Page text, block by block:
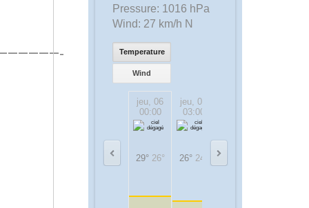
Pressure: 1016 hPa
Wind: 27 km/h N
Temperature
Wind
jeu, 06
00:00
29° 26°
jeu, 06
03:00
26° 24°